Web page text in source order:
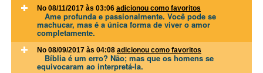
No 08/11/2017 às 03:06 adicionou como favoritos
Ame profunda e passionalmente. Você pode se
machucar, mas é a única forma de viver o amor
completamente.
No 08/09/2017 às 04:08 adicionou como favoritos
Bíblia é um erro? Não; mas que os homens se
equivocaram ao interpretá-la.